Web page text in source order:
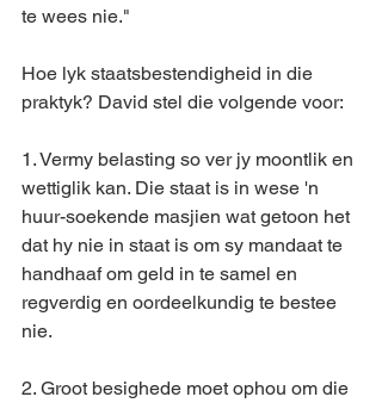
te wees nie."
Hoe lyk staatsbestendigheid in die
praktyk? David stel die volgende voor:
1. Vermy belasting so ver jy moontlik en
wettiglik kan. Die staat is in wese 'n
huur-soekende masjien wat getoon het
dat hy nie in staat is om sy mandaat te
handhaaf om geld in te samel en
regverdig en oordeelkundig te bestee
nie.
2. Groot besighede moet ophou om die